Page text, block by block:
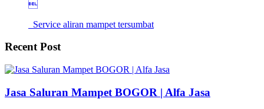

Service aliran mampet tersumbat
Recent Post
Jasa Saluran Mampet BOGOR | Alfa Jasa